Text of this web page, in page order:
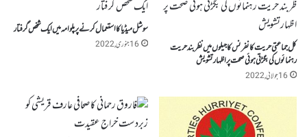
کل جماعتی حریت کانفرنس کا جیلوں میں نظربند حریت
رہنمائوں کی بگڑتی ہوئی صحت پر اظہارتشویش
16 جولائی, 2022
سوشل میڈیا کا استعمال کرنے پرپلوامہ میں ایک شخص گرفتار
16 جنوری, 2022